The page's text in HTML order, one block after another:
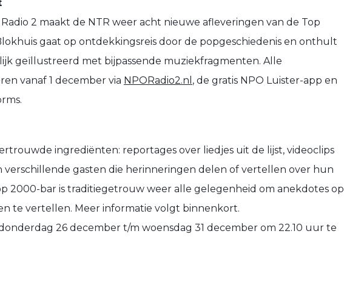
2 maakt de NTR weer acht nieuwe afleveringen van de Top
gaat op ontdekkingsreis door de popgeschiedenis en onthult
geïllustreerd met bijpassende muziekfragmenten. Alle
vanaf 1 december via NPORadio2.nl , de gratis NPO Luister-app en
ingrediënten: reportages over liedjes uit de lijst, videoclips
verschillende gasten die herinneringen delen of vertellen over hun
2000-bar is traditiegetrouw weer alle gelegenheid om anekdotes op
te vertellen. Meer informatie volgt binnenkort.
26 december t/m woensdag 31 december om 22.10 uur te